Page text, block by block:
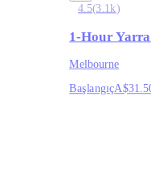
4.5(3.1k)
1-Hour
Melbourne
Başlangıç